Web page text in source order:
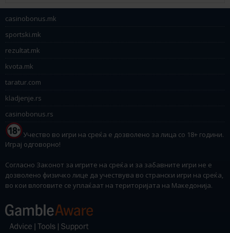
casinobonus.mk
sportski.mk
rezultat.mk
kvota.mk
taratur.com
kladjenje.rs
casinobonus.rs
Учество во игри на среќа е дозволено за лица со 18+ години.
Играј одговорно!
Согласно Законот за игрите на среќа и за забавните игри не е
дозволено физичко лице да учествува во странски игри на среќа,
во кои влоговите се уплаќаат на територијата на Македонија.